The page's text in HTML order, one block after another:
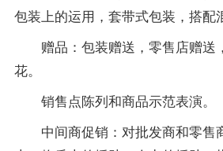
包装上的运用，套带式包装，搭配
赠品：包装赠送，零售店赠送
花。
销售点陈列和商品示范表演。
中间商促销：对批发商和零